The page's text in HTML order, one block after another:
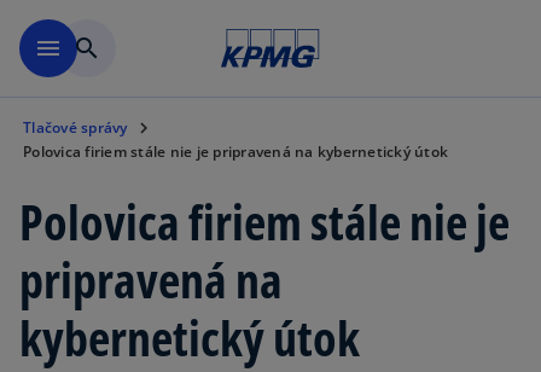
menu search
Tlačové správy
Polovica firiem stále nie je pripravená na kybernetický útok
Polovica firiem stále nie je
pripravená na
kybernetický útok